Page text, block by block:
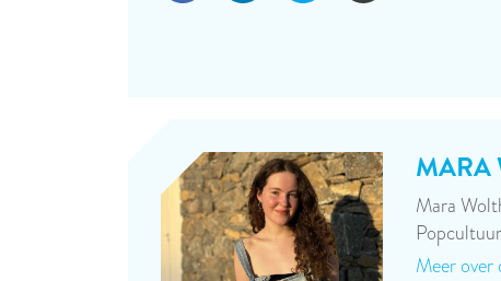
MARA
Mara
Meer over